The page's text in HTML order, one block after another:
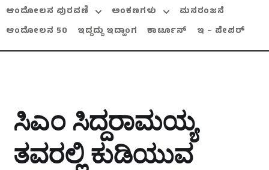
ಆಂದೋಲನ ಪುರವಣಿ
ಅಂಕಣಗಳು
ಮನರಂಜನೆ
ಆಂದೋಲನ 50
ಇದ್ದದ್ದು ಇದ್ಹಾಂಗ ಕಾರ್ಟೂನ್ ಇ – ಪೇಪರ್
ಸಿಎಂ ಸಿದ್ದರಾಮಯ್ಯ
ತವರಲ್ಲಿ ಕುಡಿಯುವ